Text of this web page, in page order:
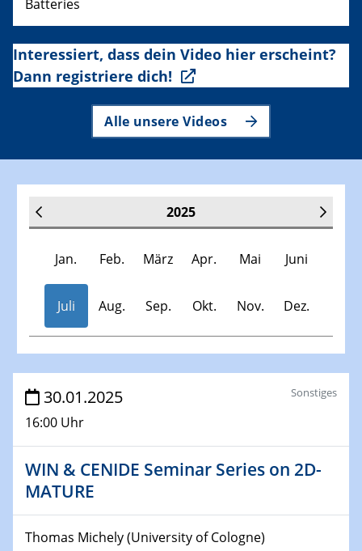
Batteries
Interessiert, dass dein Video hier erscheint?
Dann registriere dich!
Alle unsere Videos
2025
Jan. Feb. März Apr. Mai Juni
Juli Aug. Sep. Okt. Nov. Dez.
Veranstaltungen
30.11.-0001 - 06.02.2025
SFB/TRR 247 Seminar
08.01.2025
world
30.01.2025
16:00 Uhr
Sonstiges
WIN & CENIDE Seminar Series on 2D-
MATURE
Thomas Michely (University of Cologne)